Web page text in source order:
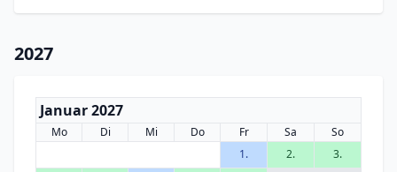
2027
Januar 2027
Mo Di Mi Do Fr Sa
So
1.
2.
3.